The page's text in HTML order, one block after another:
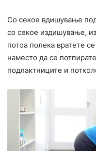
Со секое вдишување
со секое издишување,
потоа полека вратете
наместо да се
подлактниците и